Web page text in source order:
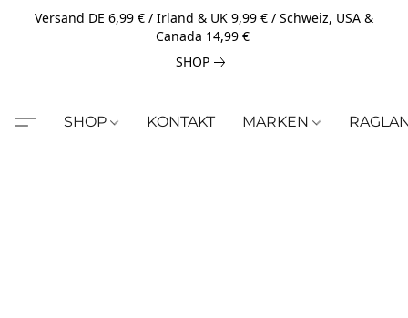
Versand DE 6,99 € / Irland & UK 9,99 € / Schweiz, USA &
Canada 14,99 €
SHOP
SHOP KONTAKT MARKEN